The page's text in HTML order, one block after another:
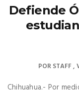
Defiende
PORSTAFF
Chihuahua.- Por